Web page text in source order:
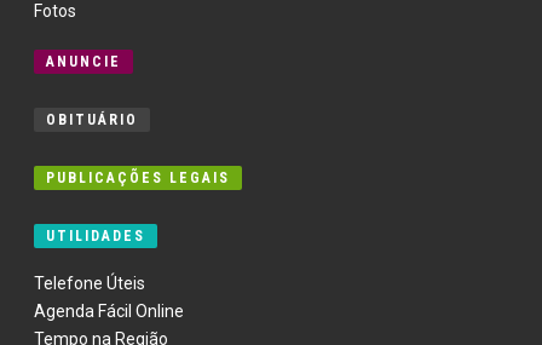
Fotos
ANUNCIE
OBITUÁRIO
PUBLICAÇÕES LEGAIS
UTILIDADES
Telefone Úteis
Agenda Fácil Online
Tempo na Região